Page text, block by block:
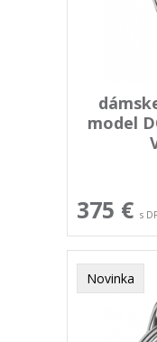
model
375 € s
Novinka